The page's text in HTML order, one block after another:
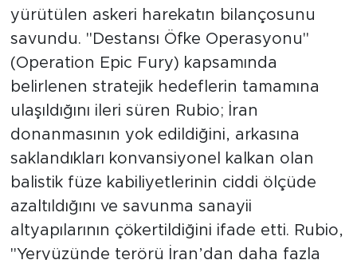
suçlamalara da yanıt veren Rubio,
yürütülen askeri harekatın bilançosunu
savundu. "Destansı Öfke Operasyonu"
(Operation Epic Fury) kapsamında
belirlenen stratejik hedeflerin tamamına
ulaşıldığını ileri süren Rubio; İran
donanmasının yok edildiğini, arkasına
saklandıkları konvansiyonel kalkan olan
balistik füze kabiliyetlerinin ciddi ölçüde
azaltıldığını ve savunma sanayii
altyapılarının çökertildiğini ifade etti. Rubio,